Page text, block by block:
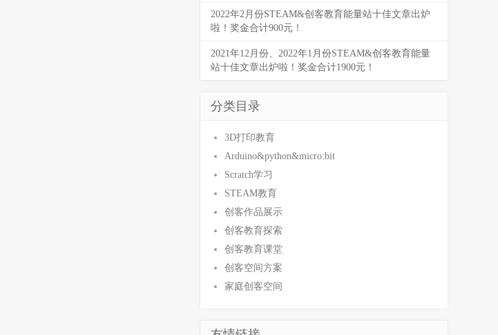
2022年2月份STEAM&创客教育能量站十佳文章出炉
啦！奖金合计900元！
2021年12月份、2022年1月份STEAM&创客教育能量
站十佳文章出炉啦！奖金合计1900元！
分类目录
3D打印教育
Arduino&python&micro:bit
Scratch学习
STEAM教育
创客作品展示
创客教育探索
创客教育课堂
创客空间方案
家庭创客空间